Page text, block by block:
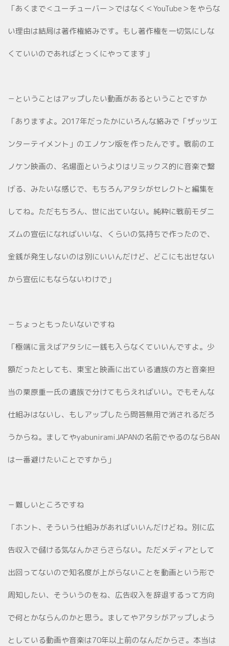
「あくまで＜ユーチューバー＞ではなく＜YouTube＞をやらな
い理由は結局は著作権絡みです。もし著作権を一切気にしな
くていいのであればとっくにやってます」
－ということはアップしたい動画があるということですか
「ありますよ。2017年だったかにいろんな絡みで「ザッツエ
ンターテイメント」のエノケン版を作ったんです。戦前のエ
ノケン映画の、名場面というよりはリミックス的に音楽で繋
げる、みたいな感じで、もちろんアタシがセレクトと編集を
してね。ただもちろん、世に出ていない。純粋に戦前モダニ
ズムの宣伝になればいいな、くらいの気持ちで作ったので、
金銭が発生しないのは別にいいんだけど、どこにも出せない
から宣伝にもならないわけで」
－ちょっともったいないですね
「極端に言えばアタシに一銭も入らなくていいんですよ。少
額だったとしても、東宝と映画に出ている遺族の方と音楽担
当の栗原重一氏の遺族で分けてもらえればいい。でもそんな
仕組みはないし、もしアップしたら問答無用で消されるだろ
うからね。ましてやyabuniramiJAPANの名前でやるのならBAN
は一番避けたいことですから」
－難しいところですね
「ホント、そういう仕組みがあればいいんだけどね。別に広
告収入で儲ける気なんかさらさらない。ただメディアとして
出回ってないので知名度が上がらないことを動画という形で
周知したい、そういうのをね、広告収入を辞退するって方向
で何とかならんのかと思う。ましてやアタシがアップしよう
としている動画や音楽は70年以上前のなんだからさ。本当は